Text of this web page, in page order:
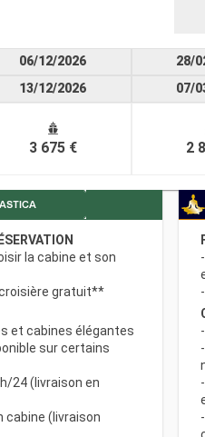
06/12/2026
13/12/2026
3 675 €
28/
07/
2
la cabine et son
gratuit**
et cabines élégantes
sur certains
24 (livraison en
cabine (livraison